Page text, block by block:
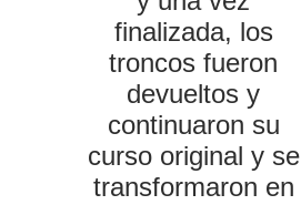
finalizada, los
troncos fueron
devueltos y
continuaron su
curso original y se
transformaron en